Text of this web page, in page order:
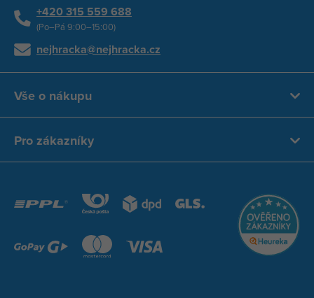
+420 315 559 688
(Po–Pá 9:00–15:00)
nejhracka@nejhracka.cz
Vše o nákupu
Pro zákazníky